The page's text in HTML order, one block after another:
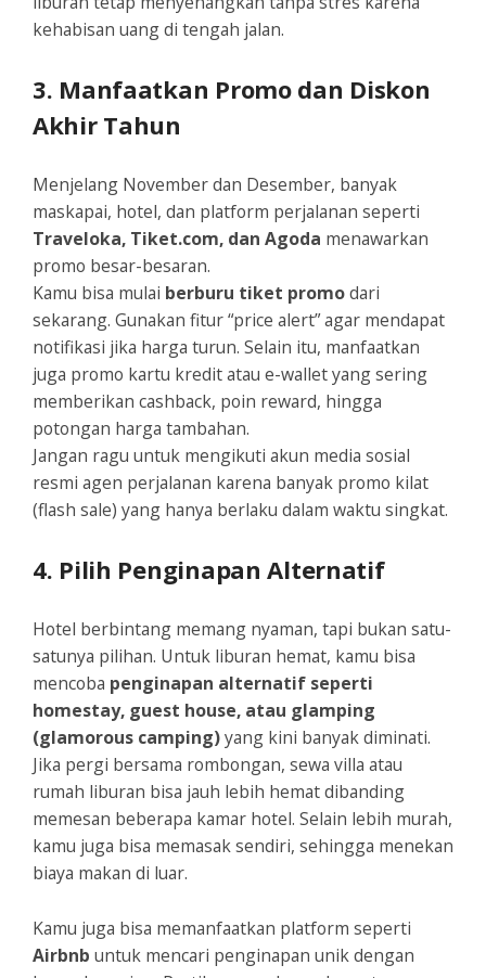
kehabisan uang di tengah jalan.
3. Manfaatkan Promo dan Diskon
Akhir Tahun
Menjelang November dan Desember, banyak
maskapai, hotel, dan platform perjalanan seperti
Traveloka, Tiket.com, dan Agoda menawarkan
promo besar-besaran.
Kamu bisa mulai berburu tiket promodari
sekarang. Gunakan fitur “price alert” agar mendapat
notifikasi jika harga turun. Selain itu, manfaatkan
juga promo kartu kredit atau e-wallet yang sering
memberikan cashback, poin reward, hingga
potongan harga tambahan.
Jangan ragu untuk mengikuti akun media sosial
resmi agen perjalanan karena banyak promo kilat
(flash sale) yang hanya berlaku dalam waktu singkat.
4. Pilih Penginapan Alternatif
Hotel berbintang memang nyaman, tapi bukan satu-
satunya pilihan. Untuk liburan hemat, kamu bisa
mencoba penginapan alternatif seperti
homestay, guest house, atau glamping
(glamorous camping)yang kini banyak diminati.
Jika pergi bersama rombongan, sewa villa atau
rumah liburan bisa jauh lebih hemat dibanding
memesan beberapa kamar hotel. Selain lebih murah,
kamu juga bisa memasak sendiri, sehingga menekan
biaya makan di luar.
Kamu juga bisa memanfaatkan platform seperti
Airbnb untuk mencari penginapan unik dengan